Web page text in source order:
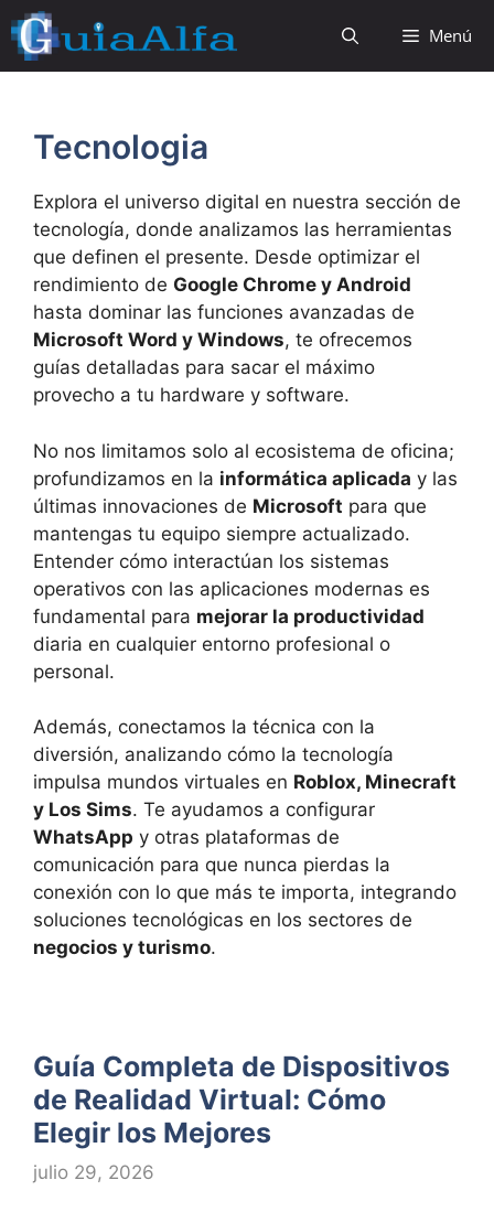
Saltar
al
contenido
Menú
Tecnologia
Explora el universo digital en nuestra sección de
tecnología, donde analizamos las herramientas
que definen el presente. Desde optimizar el
rendimiento de Google Chrome y Android
hasta dominar las funciones avanzadas de
Microsoft Word y Windows, te ofrecemos
guías detalladas para sacar el máximo
provecho a tu hardware y software.
No nos limitamos solo al ecosistema de oficina;
profundizamos en la informática aplicada y las
últimas innovaciones de Microsoft para que
mantengas tu equipo siempre actualizado.
Entender cómo interactúan los sistemas
operativos con las aplicaciones modernas es
fundamental para mejorar la productividad
diaria en cualquier entorno profesional o
personal.
Además, conectamos la técnica con la
diversión, analizando cómo la tecnología
impulsa mundos virtuales en Roblox, Minecraft
y Los Sims. Te ayudamos a configurar
WhatsApp y otras plataformas de
comunicación para que nunca pierdas la
conexión con lo que más te importa, integrando
soluciones tecnológicas en los sectores de
negocios y turismo.
Guía Completa de Dispositivos
de Realidad Virtual: Cómo
Elegir los Mejores
julio 29, 2026